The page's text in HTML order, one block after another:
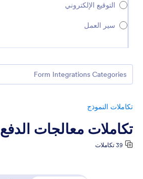
تكاملات النموذج
تكاملات معالجات الدفع
39 تكاملات
التوقيع الإلكتروني
سير العمل
Form Integrations Categories